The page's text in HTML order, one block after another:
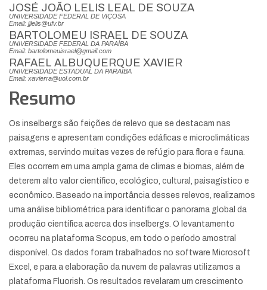
JOSÉ JOÃO LELIS LEAL DE SOUZA
UNIVERSIDADE FEDERAL DE VIÇOSA
Email: jjlelis@ufv.br
BARTOLOMEU ISRAEL DE SOUZA
UNIVERSIDADE FEDERAL DA PARAÍBA
Email: bartolomeuisrael@gmail.com
RAFAEL ALBUQUERQUE XAVIER
UNIVERSIDADE ESTADUAL DA PARAÍBA
Email: xavierra@uol.com.br
Resumo
Os inselbergs são feições de relevo que se destacam nas
paisagens e apresentam condições edáficas e microclimáticas
extremas, servindo muitas vezes de refúgio para flora e fauna.
Eles ocorrem em uma ampla gama de climas e biomas, além de
deterem alto valor científico, ecológico, cultural, paisagístico e
econômico. Baseado na importância desses relevos, realizamos
uma análise bibliométrica para identificar o panorama global da
produção científica acerca dos inselbergs. O levantamento
ocorreu na plataforma Scopus, em todo o período amostral
disponível. Os dados foram trabalhados no software Microsoft
Excel, e para a elaboração da nuvem de palavras utilizamos a
plataforma Fluorish. Os resultados revelaram um crescimento